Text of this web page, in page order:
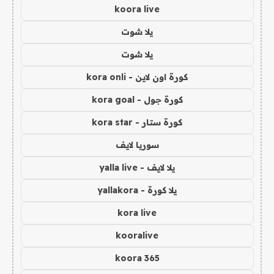
koora live
يلا شوت
يلا شوت
كورة اون لاين - kora onli
كورة جول - kora goal
كورة ستار - kora star
سوريا لايف
يلا لايف - yalla live
يلا كورة - yallakora
kora live
kooralive
koora 365